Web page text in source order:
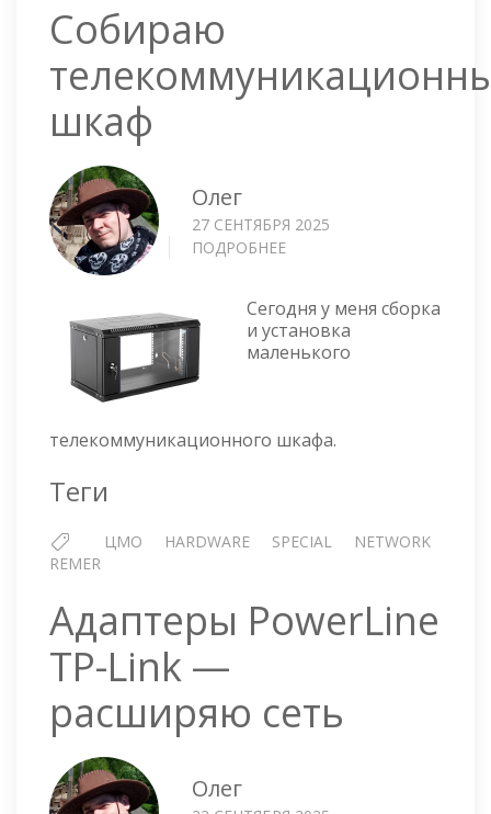
Собираю
шкаф
Олег
27 СЕНТЯБРЯ 2025
ПОДРОБНЕЕ
ШКАФ
Сегодня у меня сборка
и установка
маленького
телекоммуникационного шкафа.
Теги
ЦМО HARDWARE SPECIAL
NETWORK
REMER
Адаптеры PowerLine
TP-Link —
расширяю сеть
Олег